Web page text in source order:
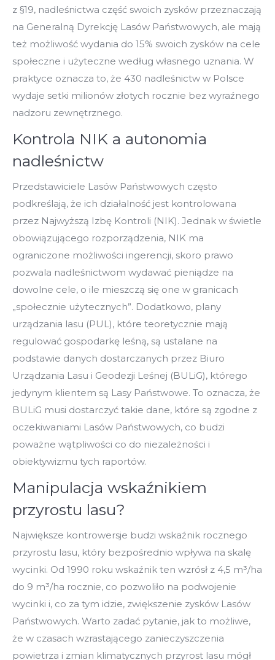
z §19, nadleśnictwa część swoich zysków przeznaczają
na Generalną Dyrekcję Lasów Państwowych, ale mają
też możliwość wydania do 15% swoich zysków na cele
społeczne i użyteczne według własnego uznania. W
praktyce oznacza to, że 430 nadleśnictw w Polsce
wydaje setki milionów złotych rocznie bez wyraźnego
nadzoru zewnętrznego.
Kontrola NIK a autonomia
nadleśnictw
Przedstawiciele Lasów Państwowych często
podkreślają, że ich działalność jest kontrolowana
przez Najwyższą Izbę Kontroli (NIK). Jednak w świetle
obowiązującego rozporządzenia, NIK ma
ograniczone możliwości ingerencji, skoro prawo
pozwala nadleśnictwom wydawać pieniądze na
dowolne cele, o ile mieszczą się one w granicach
„społecznie użytecznych”. Dodatkowo, plany
urządzania lasu (PUL), które teoretycznie mają
regulować gospodarkę leśną, są ustalane na
podstawie danych dostarczanych przez Biuro
Urządzania Lasu i Geodezji Leśnej (BULiG), którego
jedynym klientem są Lasy Państwowe. To oznacza, że
BULiG musi dostarczyć takie dane, które są zgodne z
oczekiwaniami Lasów Państwowych, co budzi
poważne wątpliwości co do niezależności i
obiektywizmu tych raportów.
Manipulacja wskaźnikiem
przyrostu lasu?
Największe kontrowersje budzi wskaźnik rocznego
przyrostu lasu, który bezpośrednio wpływa na skalę
wycinki. Od 1990 roku wskaźnik ten wzrósł z 4,5 m³/ha
do 9 m³/ha rocznie, co pozwoliło na podwojenie
wycinki i, co za tym idzie, zwiększenie zysków Lasów
Państwowych. Warto zadać pytanie, jak to możliwe,
że w czasach wzrastającego zanieczyszczenia
powietrza i zmian klimatycznych przyrost lasu mógł